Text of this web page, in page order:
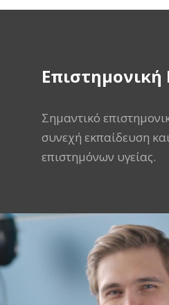
Σημαντικό
συνεχή εκπαίδευση
επιστημόνων υγείας.